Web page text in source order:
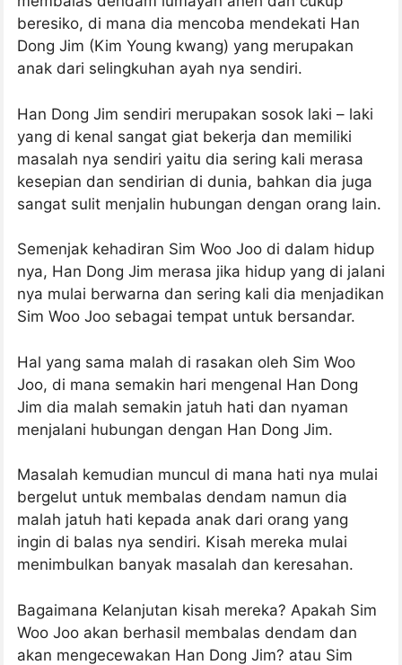
beresiko, di mana dia mencoba mendekati Han
Dong Jim (Kim Young kwang) yang merupakan
anak dari selingkuhan ayah nya sendiri.
Han Dong Jim sendiri merupakan sosok laki – laki
yang di kenal sangat giat bekerja dan memiliki
masalah nya sendiri yaitu dia sering kali merasa
kesepian dan sendirian di dunia, bahkan dia juga
sangat sulit menjalin hubungan dengan orang lain.
Semenjak kehadiran Sim Woo Joo di dalam hidup
nya, Han Dong Jim merasa jika hidup yang di jalani
nya mulai berwarna dan sering kali dia menjadikan
Sim Woo Joo sebagai tempat untuk bersandar.
Hal yang sama malah di rasakan oleh Sim Woo
Joo, di mana semakin hari mengenal Han Dong
Jim dia malah semakin jatuh hati dan nyaman
menjalani hubungan dengan Han Dong Jim.
Masalah kemudian muncul di mana hati nya mulai
bergelut untuk membalas dendam namun dia
malah jatuh hati kepada anak dari orang yang
ingin di balas nya sendiri. Kisah mereka mulai
menimbulkan banyak masalah dan keresahan.
Bagaimana Kelanjutan kisah mereka? Apakah Sim
Woo Joo akan berhasil membalas dendam dan
akan mengecewakan Han Dong Jim? atau Sim